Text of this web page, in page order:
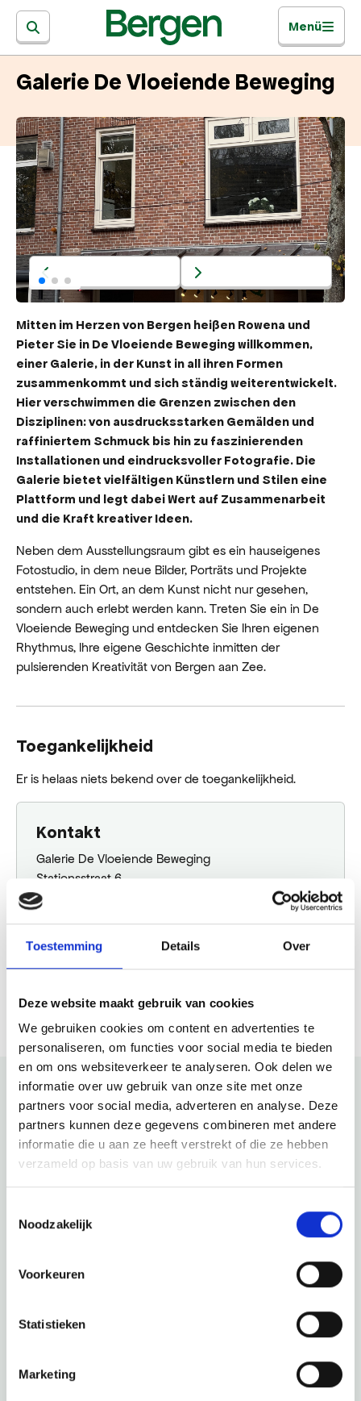
Toestemming Details Over
Deze website maakt gebruik van cookies
We gebruiken cookies om content en advertenties te
personaliseren, om functies voor social media te bieden
en om ons websiteverkeer te analyseren. Ook delen we
informatie over uw gebruik van onze site met onze
partners voor social media, adverteren en analyse. Deze
partners kunnen deze gegevens combineren met andere
informatie die u aan ze heeft verstrekt of die ze hebben
verzameld op basis van uw gebruik van hun services.
Noodzakelijk
Voorkeuren
Statistieken
Marketing
Menü
Galerie De Vloeiende Beweging
Mitten im Herzen von Bergen heißen Rowena und
Pieter Sie in De Vloeiende Beweging willkommen,
einer Galerie, in der Kunst in all ihren Formen
zusammenkommt und sich ständig weiterentwickelt.
Hier verschwimmen die Grenzen zwischen den
Disziplinen: von ausdrucksstarken Gemälden und
raffiniertem Schmuck bis hin zu faszinierenden
Installationen und eindrucksvoller Fotografie. Die
Galerie bietet vielfältigen Künstlern und Stilen eine
Plattform und legt dabei Wert auf Zusammenarbeit
und die Kraft kreativer Ideen.
Neben dem Ausstellungsraum gibt es ein hauseigenes
Fotostudio, in dem neue Bilder, Porträts und Projekte
entstehen. Ein Ort, an dem Kunst nicht nur gesehen,
sondern auch erlebt werden kann. Treten Sie ein in De
Vloeiende Beweging und entdecken Sie Ihren eigenen
Rhythmus, Ihre eigene Geschichte inmitten der
pulsierenden Kreativität von Bergen aan Zee.
Toegankelijkheid
Er is helaas niets bekend over de toegankelijkheid.
Kontakt
Galerie De Vloeiende Beweging
Stationsstraat 6
1861 GA Bergen
Schau auch mal
Entdecke den Rest der Region! Schau dir die anderen